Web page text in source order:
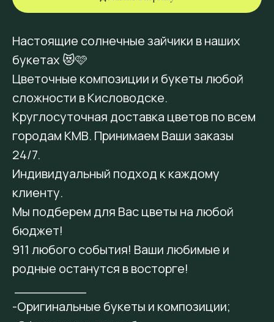
Настоящие солнечные зайчики в наших
букетах 😻🩷
Цветочные композиции и букеты любой
сложности в Кисловодске.
Круглосуточная доставка цветов по всем
городам КМВ. Принимаем Ваши заказы
24/7.
Индивидуальный подход к каждому
клиенту.
Мы подберем для Вас цветы на любой
бюджет!
911 любого события! Ваши любимые и
родные останутся в восторге!
-Оригинальные букеты и композиции;